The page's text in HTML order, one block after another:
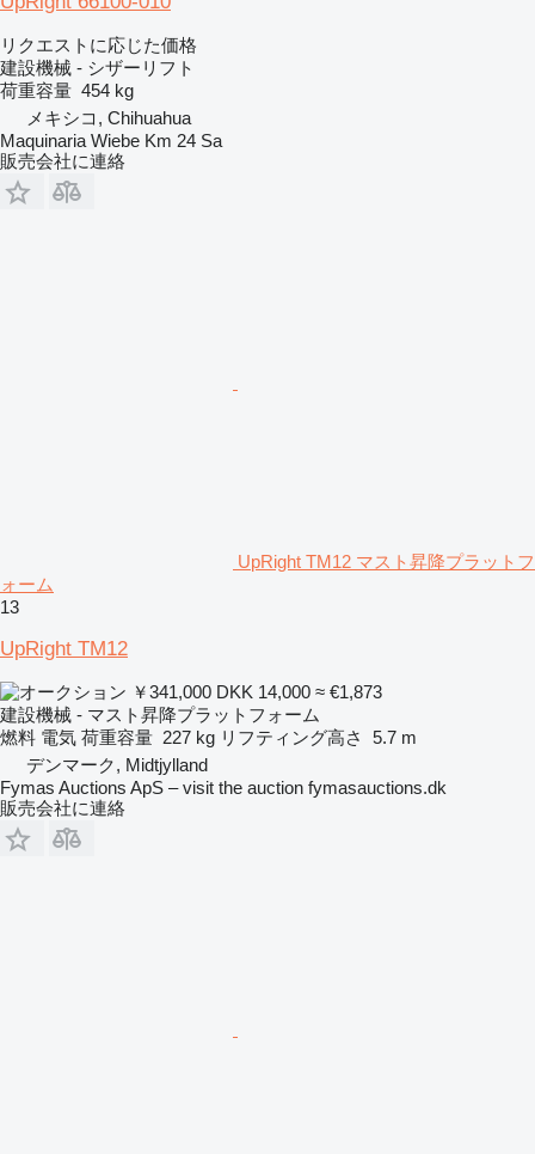
リクエストに応じた価格
建設機械 - シザーリフト
荷重容量 454 kg
メキシコ, Chihuahua
Maquinaria Wiebe Km 24 Sa
販売会社に連絡
UpRight TM12 マスト昇降プラットフ
ォーム
13
UpRight TM12
￥341,000 DKK 14,000 ≈ €1,873
建設機械 - マスト昇降プラットフォーム
燃料 電気 荷重容量 227 kg リフティング高さ
5.7 m
デンマーク, Midtjylland
Fymas Auctions ApS – visit the auction fymasauctions.dk
販売会社に連絡